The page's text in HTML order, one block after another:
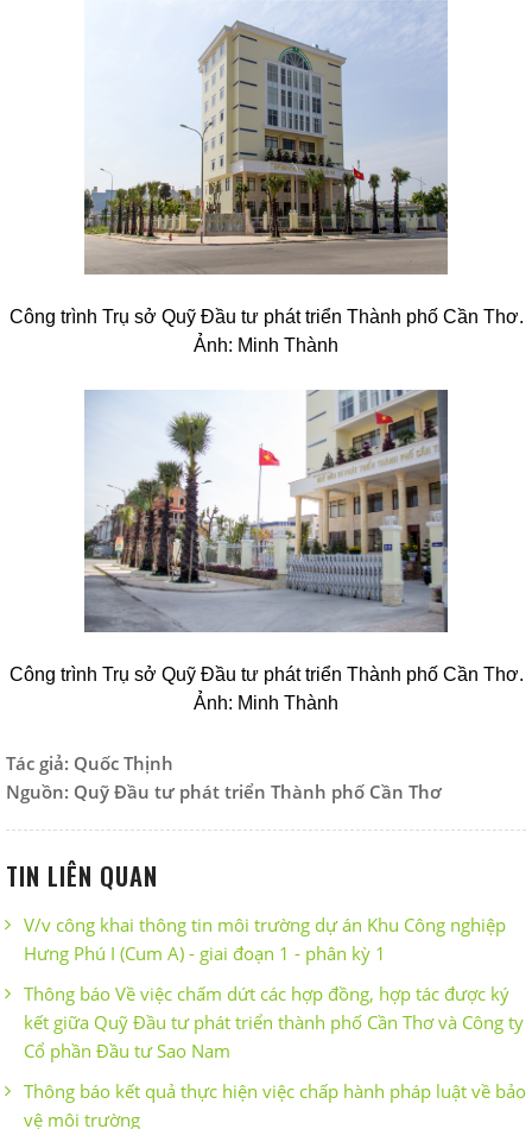
Công trình Trụ sở Quỹ Đầu tư phát triển Thành phố Cần Thơ.
Ảnh: Minh Thành
Công trình Trụ sở Quỹ Đầu tư phát triển Thành phố Cần Thơ.
Ảnh: Minh Thành
Tác giả: Quốc Thịnh
Nguồn: Quỹ Đầu tư phát triển Thành phố Cần Thơ
TIN LIÊN QUAN
V/v công khai thông tin môi trường dự án Khu Công nghiệp
Hưng Phú I (Cum A) - giai đoạn 1 - phân kỳ 1
Thông báo Về việc chấm dứt các hợp đồng, hợp tác được ký
kết giữa Quỹ Đầu tư phát triển thành phố Cần Thơ và Công ty
Cổ phần Đầu tư Sao Nam
Thông báo kết quả thực hiện việc chấp hành pháp luật về bảo
vệ môi trường